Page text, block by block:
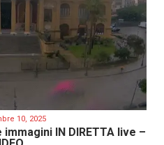
10, 2025
IN DIRETTA live –